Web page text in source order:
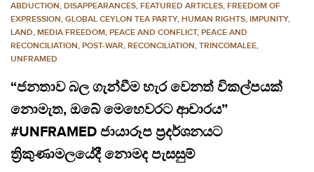
ABDUCTION, DISAPPEARANCES, FEATURED ARTICLES, FREEDOM OF
EXPRESSION, GLOBAL CEYLON TEA PARTY, HUMAN RIGHTS, IMPUNITY,
LAND, MEDIA FREEDOM, PEACE AND CONFLICT, PEACE AND
RECONCILIATION, POST-WAR, RECONCILIATION, TRINCOMALEE,
UNFRAMED
“ජනතාව බල ගැන්වීම හැර වෙනත් විකල්පයක්
නොමැත, ඔබේ මෙහෙවරට ආචාරය”
#UNFRAMED ජායාරූප ප්‍රදර්ශනයට
ත්‍රිකුණාමලයේදී නොමද පැසසුම්